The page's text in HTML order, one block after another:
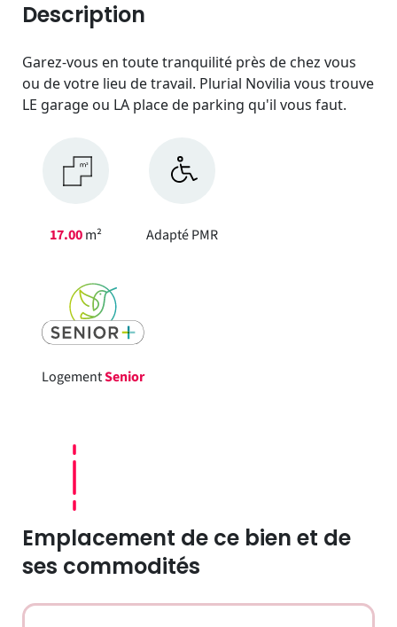
Description
Garez-vous en toute tranquilité près de chez vous
ou de votre lieu de travail. Plurial Novilia vous trouve
LE garage ou LA place de parking qu'il vous faut.
17.00m² Adapté PMR
LogementSenior
Emplacement de ce bien et de
ses commodités